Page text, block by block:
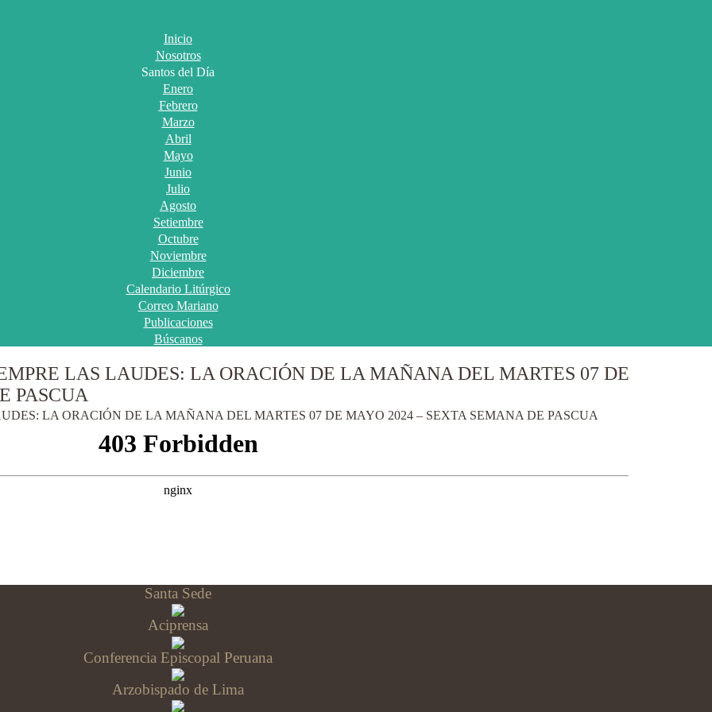
Inicio
Nosotros
Santos del Día
Enero
Febrero
Marzo
Abril
Mayo
Junio
Julio
Agosto
Setiembre
Octubre
Noviembre
Diciembre
Calendario Litúrgico
Correo Mariano
Publicaciones
Búscanos
LAS LAUDES: LA ORACIÓN DE LA MAÑANA DEL MARTES 07 DE
PASCUA
LA ORACIÓN DE LA MAÑANA DEL MARTES 07 DE MAYO 2024 – SEXTA SEMANA DE PASCUA
Santa Sede
Aciprensa
Conferencia Episcopal Peruana
Arzobispado de Lima